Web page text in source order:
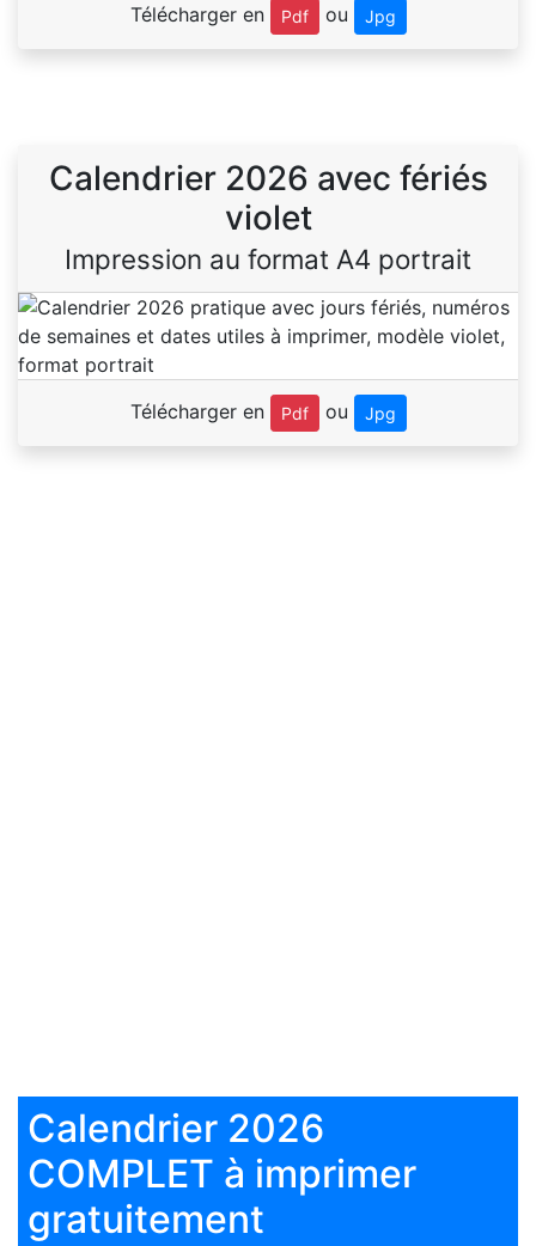
Télécharger en Pdf ou Jpg
Calendrier 2026 avec fériés
violet
Impression au format A4 portrait
Télécharger en Pdf ou Jpg
Calendrier 2026
COMPLET à imprimer
gratuitement